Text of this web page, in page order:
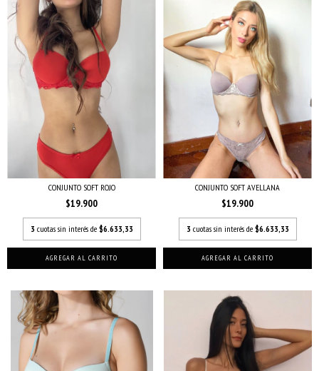
CONJUNTO SOFT ROJO
$19.900
3 cuotas sin interés de $6.633,33
AGREGAR AL CARRITO
CONJUNTO SOFT AVELLANA
$19.900
3 cuotas sin interés de $6.633,33
AGREGAR AL CARRITO